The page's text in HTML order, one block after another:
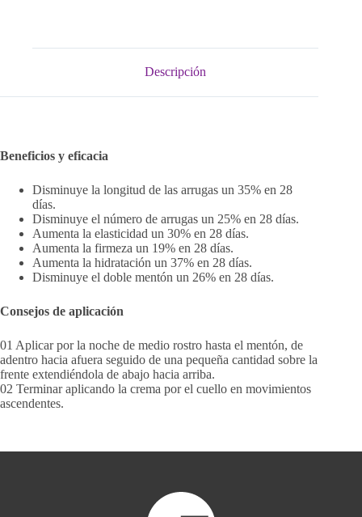
Descripción
Beneficios y eficacia
Disminuye la longitud de las arrugas un 35% en 28
días.
Disminuye el número de arrugas un 25% en 28 días.
Aumenta la elasticidad un 30% en 28 días.
Aumenta la firmeza un 19% en 28 días.
Aumenta la hidratación un 37% en 28 días.
Disminuye el doble mentón un 26% en 28 días.
Consejos de aplicación
01 Aplicar por la noche de medio rostro hasta el mentón, de
adentro hacia afuera seguido de una pequeña cantidad sobre la
frente extendiéndola de abajo hacia arriba.
02 Terminar aplicando la crema por el cuello en movimientos
ascendentes.